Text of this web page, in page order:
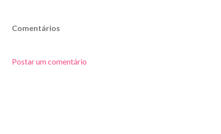
Comentários
Postar um comentário